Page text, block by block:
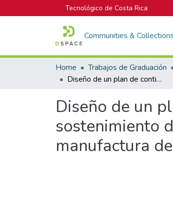
Tecnológico de Costa Rica
Communities & Collections
Home Trabajos de Graduación
Diseño de un plan de continuidad del negocio para el área de sostenimiento del departamento de facilidades en una empresa de manufactura de dispositivos médicos
Diseño de un
sostenimiento
manufactura